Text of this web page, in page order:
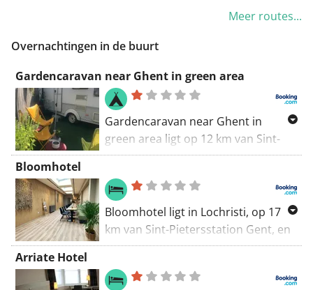
Meer routes...
Overnachtingen in de buurt
Gardencaravan near Ghent in green area
Gardencaravan near Ghent in
green area ligt op 12 km van Sint-
Pietersstation Gent en biedt
terras en een gedeelde keuken. In
de gehele accommodatie is gratis
WiFi beschikbaar.
Bloomhotel
Bloomhotel ligt in Lochristi, op 17
km van Sint-Pietersstation Gent, en
biedt accommodatie met gratis WiFi
Het hotel beschikt over
Arriate Hotel